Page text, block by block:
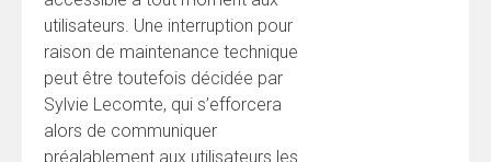
utilisateurs. Une interruption pour
raison de maintenance technique
peut être toutefois décidée par
Sylvie Lecomte, qui s’efforcera
alors de communiquer
préalablement aux utilisateurs les